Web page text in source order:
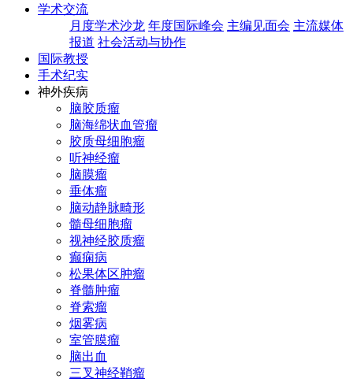
学术交流
月度学术沙龙 年度国际峰会 主编见面会 主流媒体
报道 社会活动与协作
国际教授
手术纪实
神外疾病
脑胶质瘤
脑海绵状血管瘤
胶质母细胞瘤
听神经瘤
脑膜瘤
垂体瘤
脑动静脉畸形
髓母细胞瘤
视神经胶质瘤
癫痫病
松果体区肿瘤
脊髓肿瘤
脊索瘤
烟雾病
室管膜瘤
脑出血
三叉神经鞘瘤